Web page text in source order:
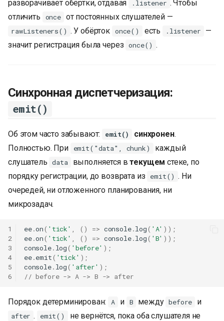
разворачивает обёртки, отдавая .listener . Чтобы
отличить
once от постоянных слушателей —
rawListeners() . У обёрток once() есть .listener
—
значит регистрация была через once() .
Синхронная диспетчеризация:
emit()
Об этом часто забывают: emit() синхронен.
Полностью. При
emit("data", chunk)
каждый
слушатель data выполняется втекущем стеке, по
порядку регистрации, до возврата из
emit() . Ни
очередей, ни отложенного планирования, ни
микрозадач.
1
2
3
4
5
6
ee.on( 'tick' , () => console.log( 'A' ));
ee.on( 'tick' , () => console.log( 'B' ));
console. log( 'before' );
ee.emit( 'tick' );
console. log( 'after' );
// before -> A -> B -> after
Порядок детерминирован: A и B между before и
after . emit()
не вернётся, пока оба слушателя не